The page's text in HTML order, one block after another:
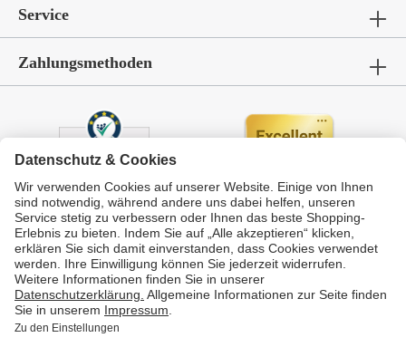
Service
Zahlungsmethoden
Durchschnittliche Bewertung von GarWoh – Gartenmöbel & Wohnen
mit336Bewertungen
|
Bewertungsgrundlage des Anbieters: 4 Verkaufs- und 4 Bewertungsplattformen